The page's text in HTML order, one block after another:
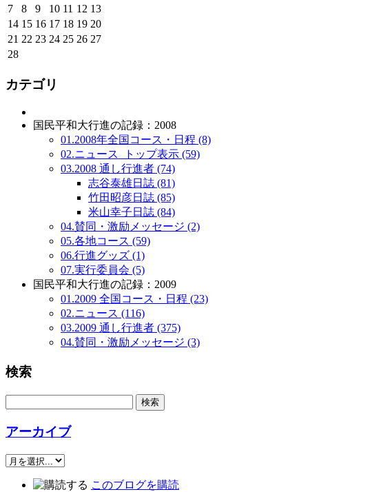
7
8 9 10 11 12 13
14 15 16 17 18 19 20
21 22 23 24 25 26 27
28
カテゴリ
国民平和大行進の記録：2008
01.2008年全国コース・日程 (8)
02.ニュース_トップ表示 (59)
03.2008 通し行進者 (74)
志谷泰雄日誌 (81)
竹田昭彦日誌 (85)
米山幸子日誌 (84)
04.賛同・激励メッセージ (2)
05.各地コース (59)
06.行進グッズ (1)
07.実行委員会 (5)
国民平和大行進の記録：2009
01.2009 全国コース・日程 (23)
02.ニュース (116)
03.2009 通し行進者 (375)
04.賛同・激励メッセージ (3)
検索
アーカイブ
このブログを購読